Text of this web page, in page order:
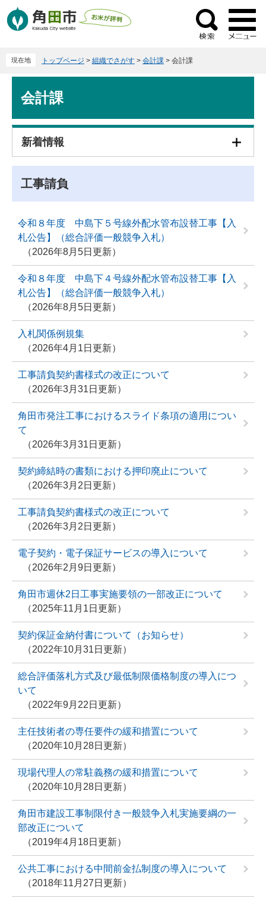
ー
ニ
検
索
現在地 トップページ > 組織でさがす > 会計課 > 会計課
文会計課
新着情報
工事請負
令和８年度 中島下５号線外配水管布設替工事【入
札公告】（総合評価一般競争入札）
2026年8月5日更新
令和８年度 中島下４号線外配水管布設替工事【入
札公告】（総合評価一般競争入札）
2026年8月5日更新
入札関係例規集
2026年4月1日更新
工事請負契約書様式の改正について
2026年3月31日更新
角田市発注工事におけるスライド条項の適用につい
て
2026年3月31日更新
契約締結時の書類における押印廃止について
2026年3月2日更新
工事請負契約書様式の改正について
2026年3月2日更新
電子契約・電子保証サービスの導入について
2026年2月9日更新
角田市週休2日工事実施要領の一部改正について
2025年11月1日更新
契約保証金納付書について（お知らせ）
2022年10月31日更新
総合評価落札方式及び最低制限価格制度の導入につ
いて
2022年9月22日更新
主任技術者の専任要件の緩和措置について
2020年10月28日更新
現場代理人の常駐義務の緩和措置について
2020年10月28日更新
角田市建設工事制限付き一般競争入札実施要綱の一
部改正について
2019年4月18日更新
公共工事における中間前金払制度の導入について
2018年11月27日更新